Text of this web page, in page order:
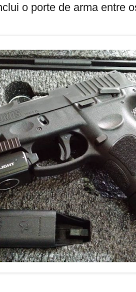
o porte de arma entre